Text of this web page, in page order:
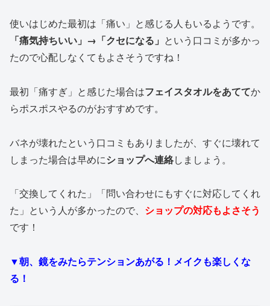
使いはじめた最初は「痛い」と感じる人もいるようです。
「痛気持ちいい」→「クセになる」 という口コミが多かっ
たので心配しなくてもよさそうですね！
最初「痛すぎ」と感じた場合はフェイスタオルをあててか
らポスポスやるのがおすすめです。
バネが壊れたという口コミもありましたが、すぐに壊れて
しまった場合は早めにショップへ連絡しましょう。
「交換してくれた」「問い合わせにもすぐに対応してくれ
た」という人が多かったので、 ショップの対応もよさそう
です！
▼朝、鏡をみたらテンションあがる！メイクも楽しくな
る！